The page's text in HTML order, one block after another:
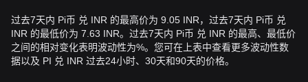
过去7天内 Pi币 兑 INR 的最高价为 9.05 INR，过去7天内 Pi币 兑
INR 的最低价为 7.63 INR。过去7天内 Pi币 兑 INR 的最高、最低价
之间的相对变化表明波动性为%。您可在上表中查看更多波动性数
据以及 PI 兑 INR 过去24小时、30天和90天的价格。